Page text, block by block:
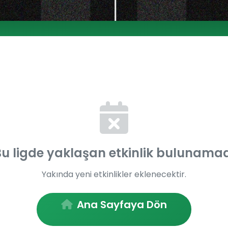
ligde yaklaşan etkinlik
Yakında yeni etkinlikler eklenecektir.
Ana Sayfaya Dön